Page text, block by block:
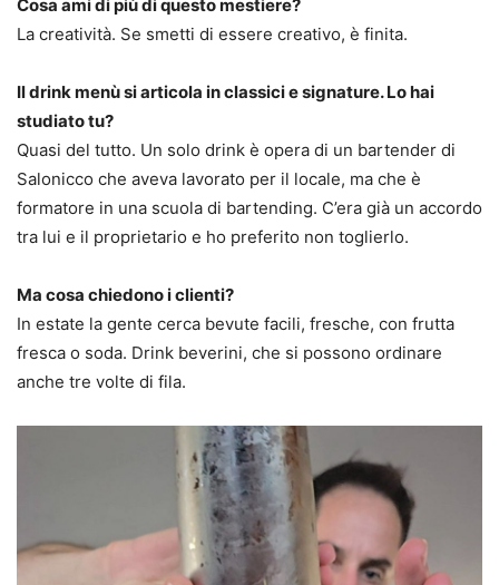
Cosa ami di più di questo mestiere?
La creatività. Se smetti di essere creativo, è finita.
Il drink menù si articola in classici e signature. Lo hai
studiato tu?
Quasi del tutto. Un solo drink è opera di un bartender di
Salonicco che aveva lavorato per il locale, ma che è
formatore in una scuola di bartending. C’era già un accordo
tra lui e il proprietario e ho preferito non toglierlo.
Ma cosa chiedono i clienti?
In estate la gente cerca bevute facili, fresche, con frutta
fresca o soda. Drink beverini, che si possono ordinare
anche tre volte di fila.